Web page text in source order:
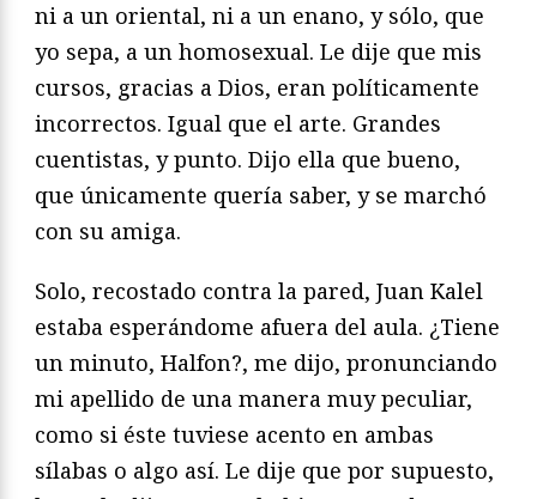
ni a un oriental, ni a un enano, y sólo, que
yo sepa, a un homosexual. Le dije que mis
cursos, gracias a Dios, eran políticamente
incorrectos. Igual que el arte. Grandes
cuentistas, y punto. Dijo ella que bueno,
que únicamente quería saber, y se marchó
con su amiga.
Solo, recostado contra la pared, Juan Kalel
estaba esperándome afuera del aula. ¿Tiene
un minuto, Halfon?, me dijo, pronunciando
mi apellido de una manera muy peculiar,
como si éste tuviese acento en ambas
sílabas o algo así. Le dije que por supuesto,